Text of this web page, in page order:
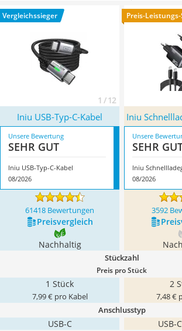
Lichtwecker
Acer Aspire
der Ladefunktion zu profitieren. Überzeugt
August 2026 besonders das ModellIniu
mit seinen Eigenschaften.
Vergleichssieger
1 / 12
Preis-
Iniu USB-Typ-C-Kabel Iniu
Unsere Bewertung
SEHR GUT
Iniu USB-Typ-C-Kabel
08/2026
Unsere
SEHR
Iniu
08/2026
61418 Bewertungen 3592
Preis­vergleich
Nachhaltig
Stückzahl
Preis pro Stück
1 Stück
7,99 € pro Kabel
2
7,48 €
Anschlusstyp
USB-C USB-